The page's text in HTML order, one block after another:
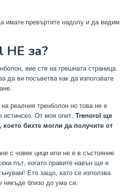
имате превъртите надолу и да видим
НЕ за?
вие сте на грешната страница.
да ви посъветва как да използвате
реалния тренболон но това не е
истинско. От моя опит, Trenorol ще
бихте могли да получите от
с човек цици или не е в състояние
път, когато правите навън ще е
Ето защо, като се използва
някъде близо до ума си.